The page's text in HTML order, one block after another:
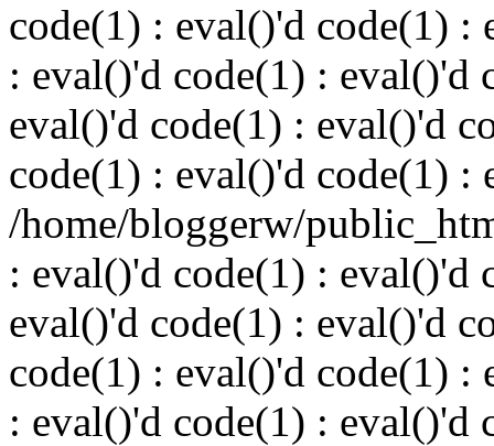
code(1) : eval()'d code(1) :
: eval()'d code(1) : eval()'d
eval()'d code(1) : eval()'d
code(1) : eval()'d code(1) :
/home/bloggerw/
: eval()'d code(1) : eval()'d
eval()'d code(1) : eval()'d
code(1) : eval()'d code(1) :
: eval()'d code(1) : eval()'d